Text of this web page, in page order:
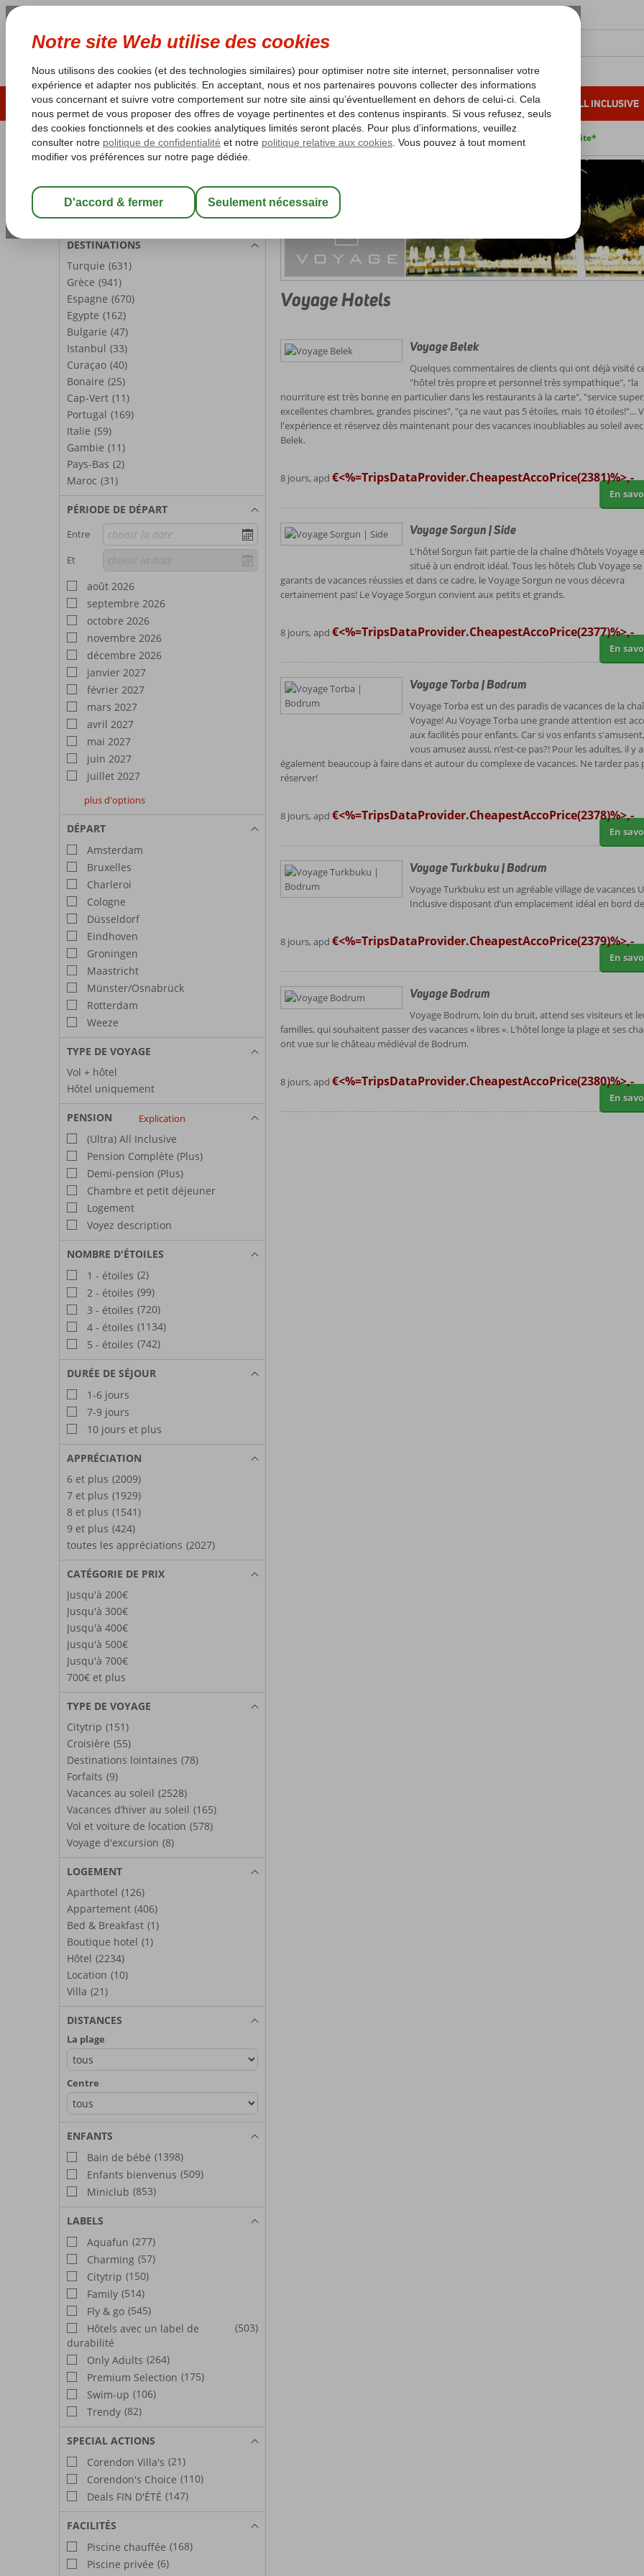
ÉTÉ 2026 LAST MINUTES SOLEIL D'HIVER VACANCES AU SOLEIL ALL INCLUSIVE
Les garanties de vacances Garantie du prix le plus bas* Pas de surcharge carburant Annulation gratuite*
Chambre 1: 2 Personnes
Modifier les participants
DESTINATIONS
Turquie (631)
Grèce (941)
Espagne (670)
Egypte (162)
Bulgarie (47)
Istanbul (33)
Curaçao (40)
Bonaire (25)
Cap-Vert (11)
Portugal (169)
Italie (59)
Gambie (11)
Pays-Bas (2)
Maroc (31)
PÉRIODE DE DÉPART
Entre
Et
août 2026
septembre 2026
octobre 2026
novembre 2026
décembre 2026
janvier 2027
février 2027
mars 2027
avril 2027
mai 2027
juin 2027
juillet 2027
août
2027
septembre
2027
octobre
2027
plus d'options
DÉPART
Amsterdam
Bruxelles
Charleroi
Cologne
Düsseldorf
Eindhoven
Groningen
Maastricht
Münster/Osnabrück
Rotterdam
Weeze
TYPE DE VOYAGE
Vol + hôtel
Hôtel uniquement
PENSION Explication
(Ultra) All Inclusive
Pension Complète (Plus)
Demi-pension (Plus)
Chambre et petit déjeuner
Logement
Voyez description
NOMBRE D'ÉTOILES
1 - étoiles (2)
2 - étoiles (99)
3 - étoiles (720)
4 - étoiles (1134)
5 - étoiles (742)
DURÉE DE SÉJOUR
1-6 jours
7-9 jours
10 jours et plus
APPRÉCIATION
6 et plus (2009)
7 et plus (1929)
8 et plus (1541)
9 et plus (424)
toutes les appréciations (2027)
CATÉGORIE DE PRIX
Jusqu'à 200€
Jusqu'à 300€
Jusqu'à 400€
Jusqu'à 500€
Jusqu'à 700€
700€ et plus
TYPE DE VOYAGE
Citytrip (151)
Croisière (55)
Destinations lointaines (78)
Forfaits (9)
Vacances au soleil (2528)
Vacances d’hiver au soleil (165)
Vol et voiture de location (578)
Voyage d'excursion (8)
LOGEMENT
Aparthotel (126)
Appartement (406)
Bed & Breakfast (1)
Boutique hotel (1)
Hôtel (2234)
Location (10)
Villa (21)
DISTANCES
La plage
Centre
ENFANTS
Bain de bébé (1398)
Enfants bienvenus (509)
Miniclub (853)
LABELS
Aquafun (277)
Charming (57)
Citytrip (150)
Family (514)
Fly & go (545)
Hôtels avec un label de
durabilité
(503)
Only Adults (264)
Premium Selection (175)
Swim-up (106)
Trendy (82)
SPECIAL ACTIONS
Corendon Villa's (21)
Corendon's Choice (110)
Deals FIN D'ÉTÉ (147)
FACILITÉS
Piscine chauffée (168)
Piscine privée (6)
Voyage Hotels
Voyage Belek
Quelques commentaires de clients qui ont déjà visité
"hôtel très propre et personnel très sympathique", "la
nourriture est très bonne en particulier dans les restaurants à la carte", "service super,
excellentes chambres, grandes piscines", "ça ne vaut pas 5 étoiles, mais 10 étoiles!"...
l'expérience et réservez dès maintenant pour des vacances inoubliables au soleil
Belek.
8 jours, apd €<%=TripsDataProvider.CheapestAccoPrice(2381)%>,-
En
Voyage Sorgun | Side
L'hôtel Sorgun fait partie de la chaîne d’hôtels Voyage
situé à un endroit idéal. Tous les hôtels Club Voyage
garants de vacances réussies et dans ce cadre, le Voyage Sorgun ne vous décevra
certainement pas! Le Voyage Sorgun convient aux petits et grands.
8 jours, apd €<%=TripsDataProvider.CheapestAccoPrice(2377)%>,-
En
Voyage Torba | Bodrum
Voyage Torba est un des paradis de vacances de la
Voyage! Au Voyage Torba une grande attention est
aux facilités pour enfants. Car si vos enfants
vous amusez aussi, n’est-ce pas?! Pour les adultes, il y a
également beaucoup à faire dans et autour du complexe de vacances. Ne tardez pas
réserver!
8 jours, apd €<%=TripsDataProvider.CheapestAccoPrice(2378)%>,-
En
Voyage Turkbuku | Bodrum
Voyage Turkbuku est un agréable village de vacances
Inclusive disposant d’un emplacement idéal en bord
8 jours, apd €<%=TripsDataProvider.CheapestAccoPrice(2379)%>,-
En
Voyage Bodrum
Voyage Bodrum, loin du bruit, attend ses visiteurs et
familles, qui souhaitent passer des vacances « libres ». L’hôtel longe la plage et ses
ont vue sur le château médiéval de Bodrum.
8 jours, apd €<%=TripsDataProvider.CheapestAccoPrice(2380)%>,-
En